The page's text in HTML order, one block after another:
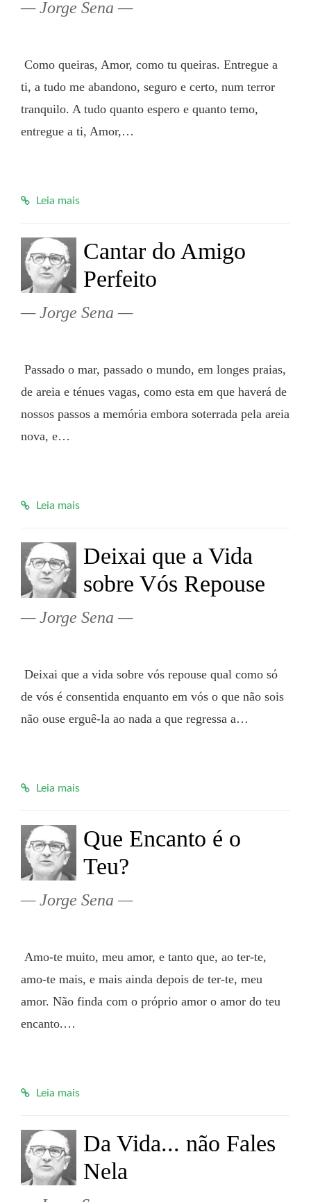
Jorge Sena
ti, a tudo me abandono, seguro e certo, num terror
tranquilo. A tudo quanto espero e quanto temo,
entregue a ti, Amor,…
Leia mais
Cantar do Amigo
Perfeito
Jorge Sena
de areia e ténues vagas, como esta em que haverá de
nossos passos a memória embora soterrada pela areia
nova, e…
Leia mais
Deixai que a Vida
sobre Vós Repouse
Jorge Sena
de vós é consentida enquanto em vós o que não sois
não ouse erguê-la ao nada a que regressa a…
Leia mais
Que Encanto é o
Teu?
Jorge Sena
amo-te mais, e mais ainda depois de ter-te, meu
amor. Não finda com o próprio amor o amor do teu
encanto.…
Leia mais
Da Vida... não Fales
Nela